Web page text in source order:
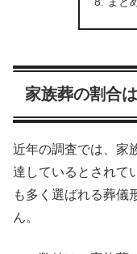
家族葬の割合
近年の調査では、家
達しているとされて
も多く選ばれる葬儀
ん。